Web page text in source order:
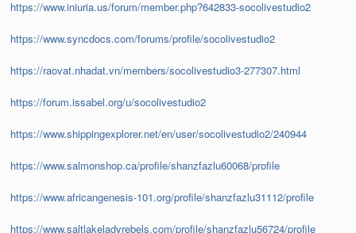
https://www.iniuria.us/forum/member.php?642833-socolivestudio2
https://www.syncdocs.com/forums/profile/socolivestudio2
https://raovat.nhadat.vn/members/socolivestudio3-277307.html
https://forum.issabel.org/u/socolivestudio2
https://www.shippingexplorer.net/en/user/socolivestudio2/240944
https://www.salmonshop.ca/profile/shanzfazlu60068/profile
https://www.africangenesis-101.org/profile/shanzfazlu31112/profile
https://www.saltlakeladyrebels.com/profile/shanzfazlu56724/profile